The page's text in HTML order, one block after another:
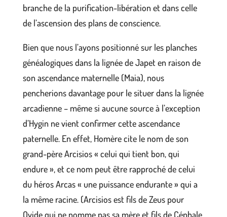
branche de la purification-libération et dans celle
de l’ascension des plans de conscience.
Bien que nous l’ayons positionné sur les planches
généalogiques dans la lignée de Japet en raison de
son ascendance maternelle (Maia), nous
pencherions davantage pour le situer dans la lignée
arcadienne – même si aucune source à l’exception
d’Hygin ne vient confirmer cette ascendance
paternelle. En effet, Homère cite le nom de son
grand-père Arcisios « celui qui tient bon, qui
endure », et ce nom peut être rapproché de celui
du héros Arcas « une puissance endurante » qui a
la même racine. (Arcisios est fils de Zeus pour
Ovide qui ne nomme pas sa mère et fils de Céphale